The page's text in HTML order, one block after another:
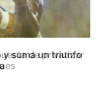
de privatizar